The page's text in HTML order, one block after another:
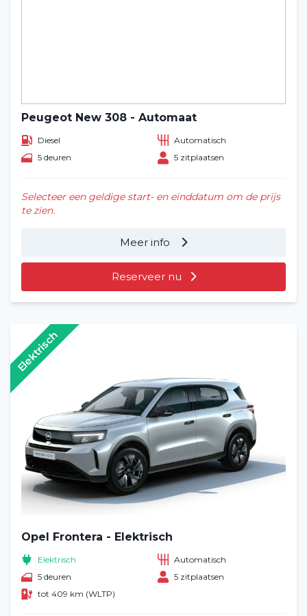
Peugeot New 308 - Automaat
Diesel
Automatisch
5 deuren
5 zitplaatsen
Selecteer een geldige start- en einddatum om de prijs
te zien.
Meer info
Reserveer nu
Opel Frontera - Elektrisch
Elektrisch
Automatisch
5 deuren
5 zitplaatsen
tot 409 km (WLTP)
Elektrisch